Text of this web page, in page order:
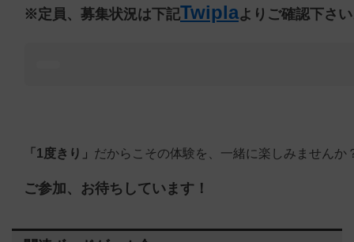
※定員、募集状況は下記Twiplaよりご確認下さ
「1度きり」 だからこその体験を、一緒に楽しみませんか
ご参加、お待ちしています！